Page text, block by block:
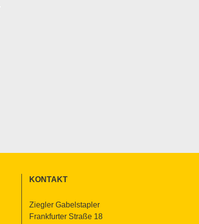
KON­TAKT
Zieg­ler Ga­bel­stap­ler
Frank­fur­ter Stra­ße 18